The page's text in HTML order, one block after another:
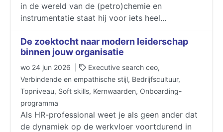
in de wereld van de (petro)chemie en
instrumentatie staat hij voor iets heel...
De zoektocht naar modern leiderschap
binnen jouw organisatie
wo 24 jun 2026 |
Executive search ceo,
Verbindende en empathische stijl, Bedrijfscultuur,
Topniveau, Soft skills, Kernwaarden, Onboarding-
programma
Als HR-professional weet je als geen ander dat
de dynamiek op de werkvloer voortdurend in